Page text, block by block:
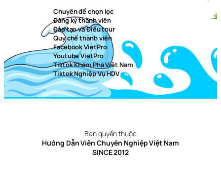
Chuyên đề chọn lọc
Đăng ký thành viên
Đào tạo và Điều tour
Quy chế thành viên
Facebook VietPro
Youtube VietPro
Tiktok Khám Phá Việt Nam
Tiktok Nghiệp Vụ HDV
Bản quyền thuộc
Hướng Dẫn Viên Chuyên Nghiệp Việt Nam
SINCE 2012